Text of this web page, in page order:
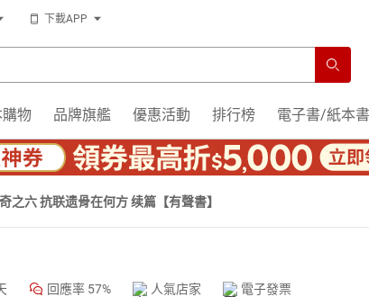
下載APP
購物 品牌旗艦 優惠活動 排行榜 電子書/紙本書
之六 抗联遗骨在何方 续篇【有聲書】
回應率 57% 人氣店家 電子發票